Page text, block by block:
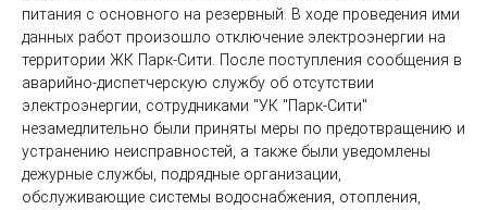
питания с основного на резервный. В ходе проведения ими
данных работ произошло отключение электроэнергии на
территории ЖК Парк-Сити. После поступления сообщения в
аварийно-диспетчерскую службу об отсутствии
электроэнергии, сотрудниками "УК "Парк-Сити"
незамедлительно были приняты меры по предотвращению и
устранению неисправностей, а также были уведомлены
дежурные службы, подрядные организации,
обслуживающие системы водоснабжения, отопления,